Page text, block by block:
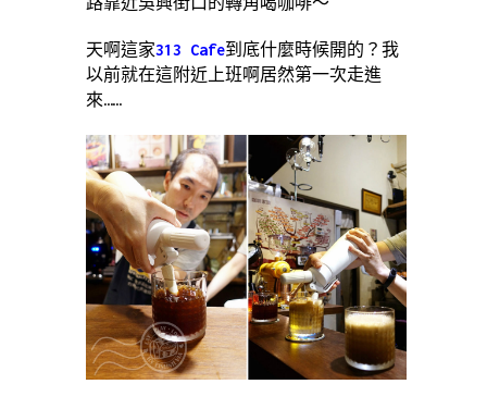
天啊這家313 Cafe到底什麼時候開的？我
以前就在這附近上班啊居然第一次走進
來……